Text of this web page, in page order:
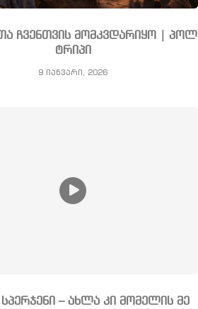
ჩვენთვის მომკვდარიყო | პოლ
ტრიპი
9 იანვარი, 2026
– ახლა კი მომელის მე